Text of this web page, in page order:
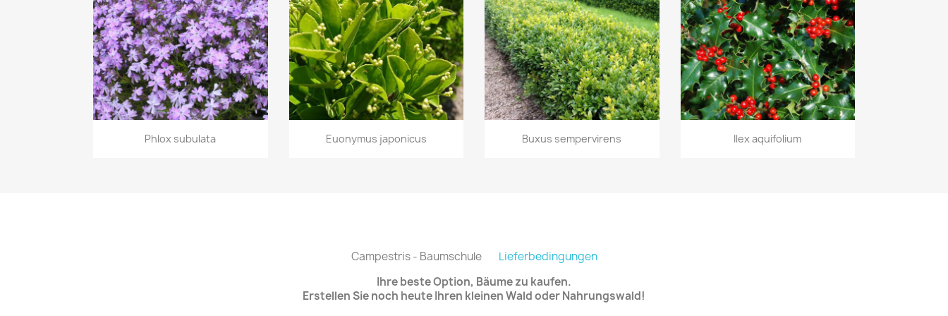
Vorschau
Phlox subulata Vorschau
Euonymus japonicus  Vorschau
Buxus sempervirens  Vorschau
Ilex aquifolium
Campestris - Baumschule Lieferbedingungen
Ihre beste Option, Bäume zu kaufen.
Erstellen Sie noch heute Ihren kleinen Wald oder Nahrungswald!